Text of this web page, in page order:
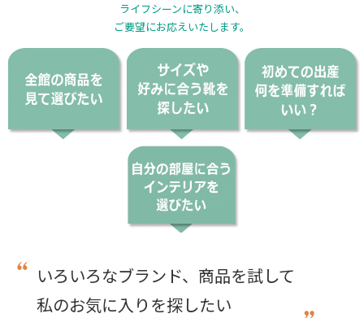
ライフシーンに寄り添い、
ご要望にお応えいたします。
いろいろなブランド、商品を試して
私のお気に入りを探したい